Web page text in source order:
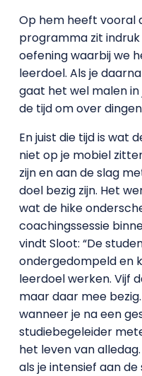
Op hem heeft vooral
programma zit
oefening waarbij we
leerdoel. Als je
gaat het wel malen
de tijd om over
En juist die tijd is wat
niet op je mobiel
zijn en aan de slag
doel bezig zijn. Het
wat de hike
coachingssessie
vindt Sloot: “De
ondergedompeld en
leerdoel werken. Vijf
maar daar mee
wanneer je na een
studiebegeleider
het leven van
als je intensief aan de